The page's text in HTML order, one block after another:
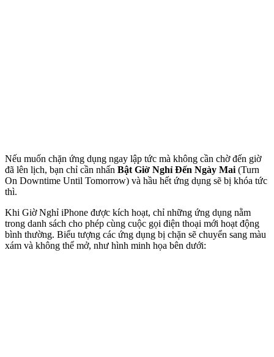
Nếu muốn chặn ứng dụng ngay lập tức mà không cần chờ đến giờ
đã lên lịch, bạn chỉ cần nhấn Bật Giờ Nghỉ Đến Ngày Mai (Turn
On Downtime Until Tomorrow) và hầu hết ứng dụng sẽ bị khóa tức
thì.
Khi Giờ Nghỉ iPhone được kích hoạt, chỉ những ứng dụng nằm
trong danh sách cho phép cùng cuộc gọi điện thoại mới hoạt động
bình thường. Biểu tượng các ứng dụng bị chặn sẽ chuyển sang màu
xám và không thể mở, như hình minh họa bên dưới: